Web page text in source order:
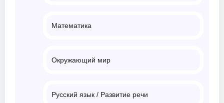
Математика
Окружающий мир
Русский язык / Развитие речи